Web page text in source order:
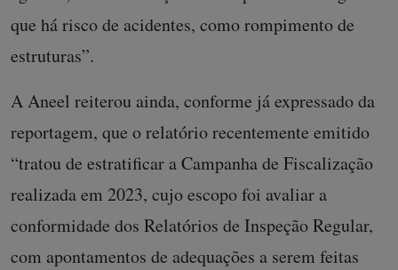
que há risco de acidentes, como rompimento de
estruturas”.
A Aneel reiterou ainda, conforme já expressado da
reportagem, que o relatório recentemente emitido
“tratou de estratificar a Campanha de Fiscalização
realizada em 2023, cujo escopo foi avaliar a
conformidade dos Relatórios de Inspeção Regular,
com apontamentos de adequações a serem feitas